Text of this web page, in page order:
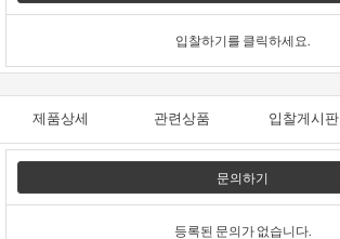
입찰하기를 클릭하세요.
제품상세 관련상품 입찰게시판
문의하기
등록된 문의가 없습니다.